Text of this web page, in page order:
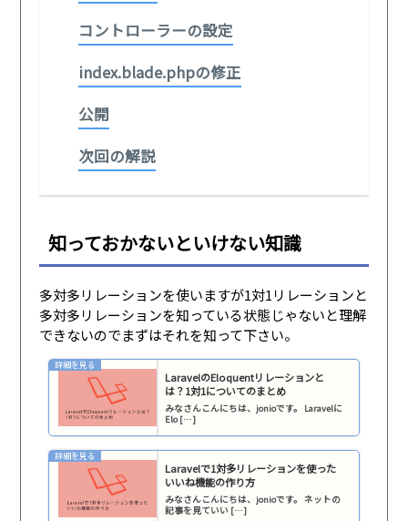
コントローラーの設定
index.blade.phpの修正
公開
次回の解説
知っておかないといけない知識
多対多リレーションを使いますが1対1リレーションと
多対多リレーションを知っている状態じゃないと理解
できないのでまずはそれを知って下さい。
LaravelのEloquentリレーションと
は？1対1についてのまとめ
みなさんこんにちは、jonioです。 Laravelに
Elo […]
Laravelで1対多リレーションを使った
いいね機能の作り方
みなさんこんにちは、jonioです。 ネットの
記事を見ていい […]